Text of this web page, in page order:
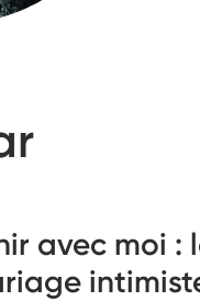
avec moi :